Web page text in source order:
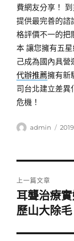
費網友分享！
提供最完善的諮
格評價不一的把
本 讓您擁有五
己成為國內具營
代辦推薦擁有新
司台北建立差異
危機！
作
admin
發
章
導
覽
上一篇文章
上
一
文
耳聾治療
歷山大除毛